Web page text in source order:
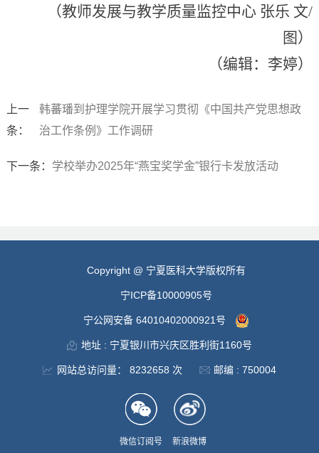
（教师发展与教学质量监控中心 张乐 文/
图）
（编辑：李婷）
上一
条：
韩蕃璠到护理学院开展学习贯彻《中国共产党思想政
治工作条例》工作调研
下一条： 学校举办2025年“燕宝奖学金”银行卡发放活动
Copyright @ 宁夏医科大学版权所有
宁ICP备10000905号
宁公网安备 64010402000921号
地址 : 宁夏银川市兴庆区胜利街1160号
网站总访问量： 8232658 次 邮编 : 750004
微信订阅号 新浪微博